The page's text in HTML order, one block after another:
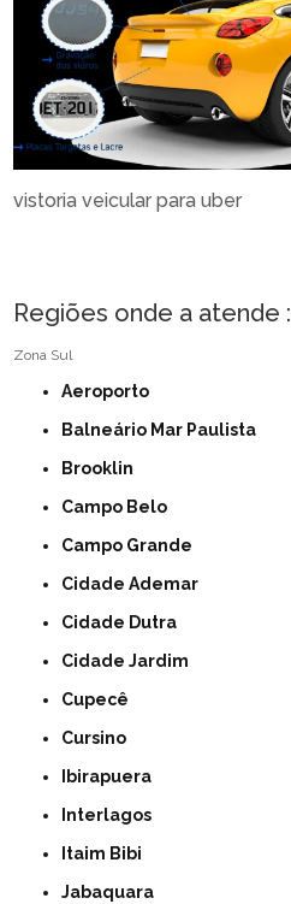
vistoria veicular para uber
Regiões onde a atende :
Zona Sul
Aeroporto
Balneário Mar Paulista
Brooklin
Campo Belo
Campo Grande
Cidade Ademar
Cidade Dutra
Cidade Jardim
Cupecê
Cursino
Ibirapuera
Interlagos
Itaim Bibi
Jabaquara